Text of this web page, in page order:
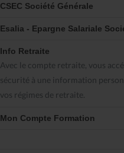
CSEC Société Générale
Esalia - Epargne Salariale
Info Retraite
Avec le compte retraite, vous
sécurité à une information
vos régimes de retraite.
Mon Compte Formation